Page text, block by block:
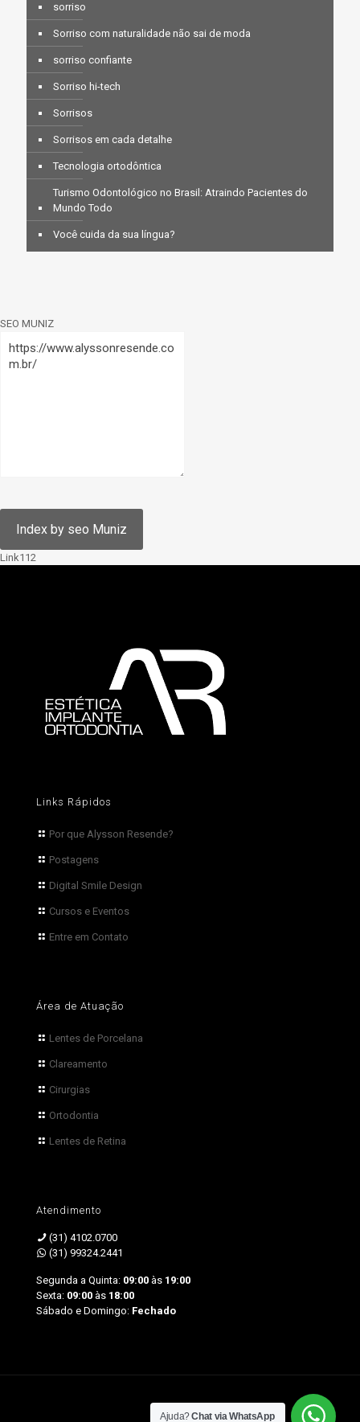
sorriso
Sorriso com naturalidade não sai de moda
sorriso confiante
Sorriso hi-tech
Sorrisos
Sorrisos em cada detalhe
Tecnologia ortodôntica
Turismo Odontológico no Brasil: Atraindo Pacientes do
Mundo Todo
Você cuida da sua língua?
Links Rápidos
Por que Alysson Resende?
Postagens
Digital Smile Design
Cursos e Eventos
Entre em Contato
Área de Atuação
Lentes de Porcelana
Clareamento
Cirurgias
Ortodontia
Lentes de Retina
Atendimento
(31) 4102.0700
(31) 99324.2441
Segunda a Quinta: 09:00 às 19:00
Sexta: 09:00 às 18:00
Sábado e Domingo: Fechado
SEO MUNIZ
Link112
Ajuda?Chat via WhatsApp